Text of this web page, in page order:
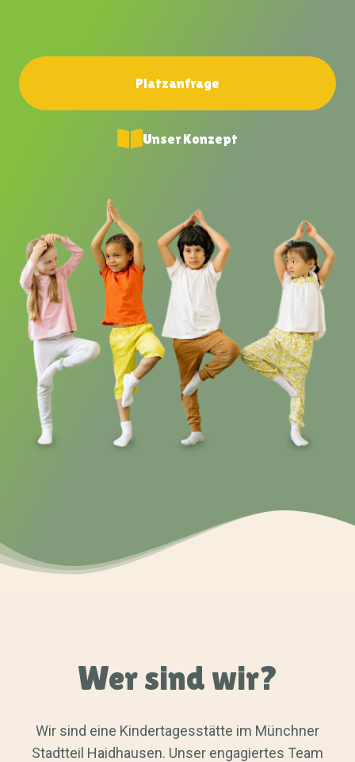
Platzanfrage
Unser Konzept
Wer sind wir?
Wir sind eine Kindertagesstätte im Münchner
Stadtteil Haidhausen. Unser engagiertes Team